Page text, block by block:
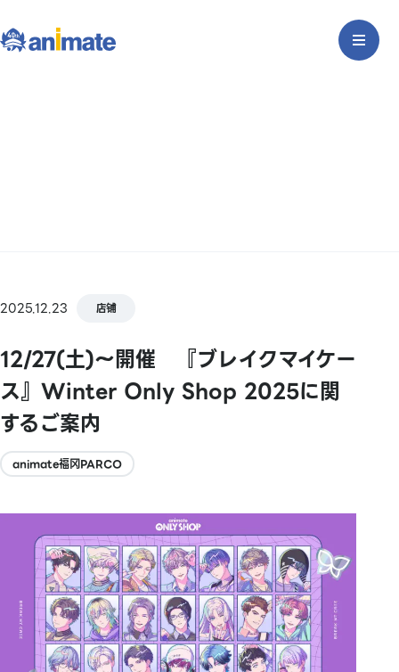
2025.12.23 店铺
12/27(土)～開催 『ブレイクマイケー
ス』Winter Only Shop 2025に関
するご案内
animate福冈PARCO